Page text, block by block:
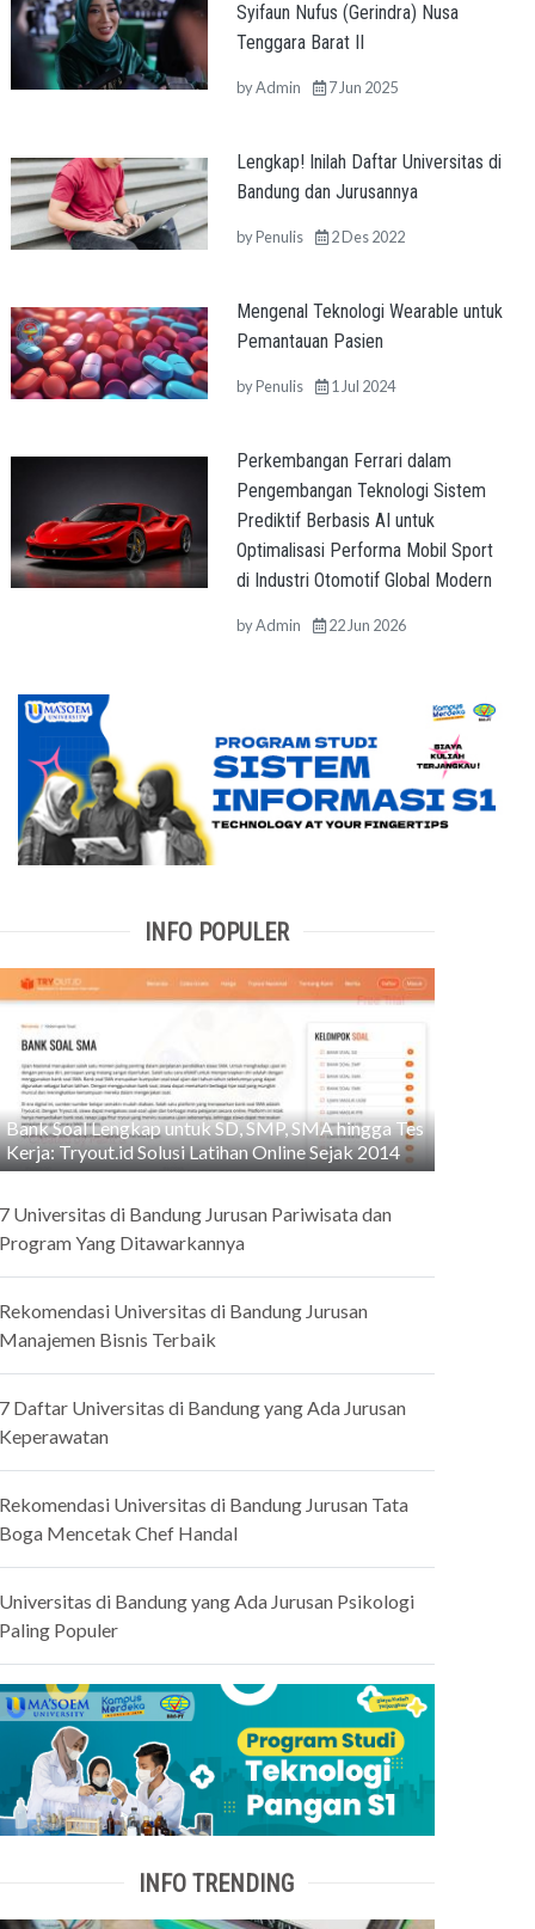
Syifaun Nufus (Gerindra) Nusa
Tenggara Barat II
byAdmin 7 Jun 2025
Lengkap! Inilah Daftar Universitas di
Bandung dan Jurusannya
byPenulis 2 Des 2022
Mengenal Teknologi Wearable untuk
Pemantauan Pasien
byPenulis 1 Jul 2024
Perkembangan Ferrari dalam
Pengembangan Teknologi Sistem
Prediktif Berbasis AI untuk
Optimalisasi Performa Mobil Sport
di Industri Otomotif Global Modern
byAdmin 22 Jun 2026
INFO POPULER
Bank Soal Lengkap untuk SD, SMP, SMA hingga Tes
Kerja: Tryout.id Solusi Latihan Online Sejak 2014
Universitas di Bandung Jurusan Pariwisata dan
Yang Ditawarkannya
Universitas di Bandung Jurusan
Bisnis Terbaik
Daftar Universitas di Bandung yang Ada Jurusan
Universitas di Bandung Jurusan Tata
Mencetak Chef Handal
di Bandung yang Ada Jurusan Psikologi
Populer
INFO TRENDING